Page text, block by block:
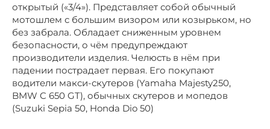
открытый («3/4»). Представляет собой обычный
мотошлем с большим визором или козырьком, но
без забрала. Обладает сниженным уровнем
безопасности, о чём предупреждают
производители изделия. Челюсть в нём при
падении пострадает первая. Его покупают
водители макси-скутеров (Yamaha Majesty250,
BMW C 650 GT), обычных скутеров и мопедов
(Suzuki Sepia 50, Honda Dio 50)